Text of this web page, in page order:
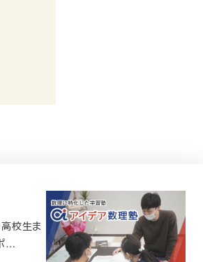
校生ま
…